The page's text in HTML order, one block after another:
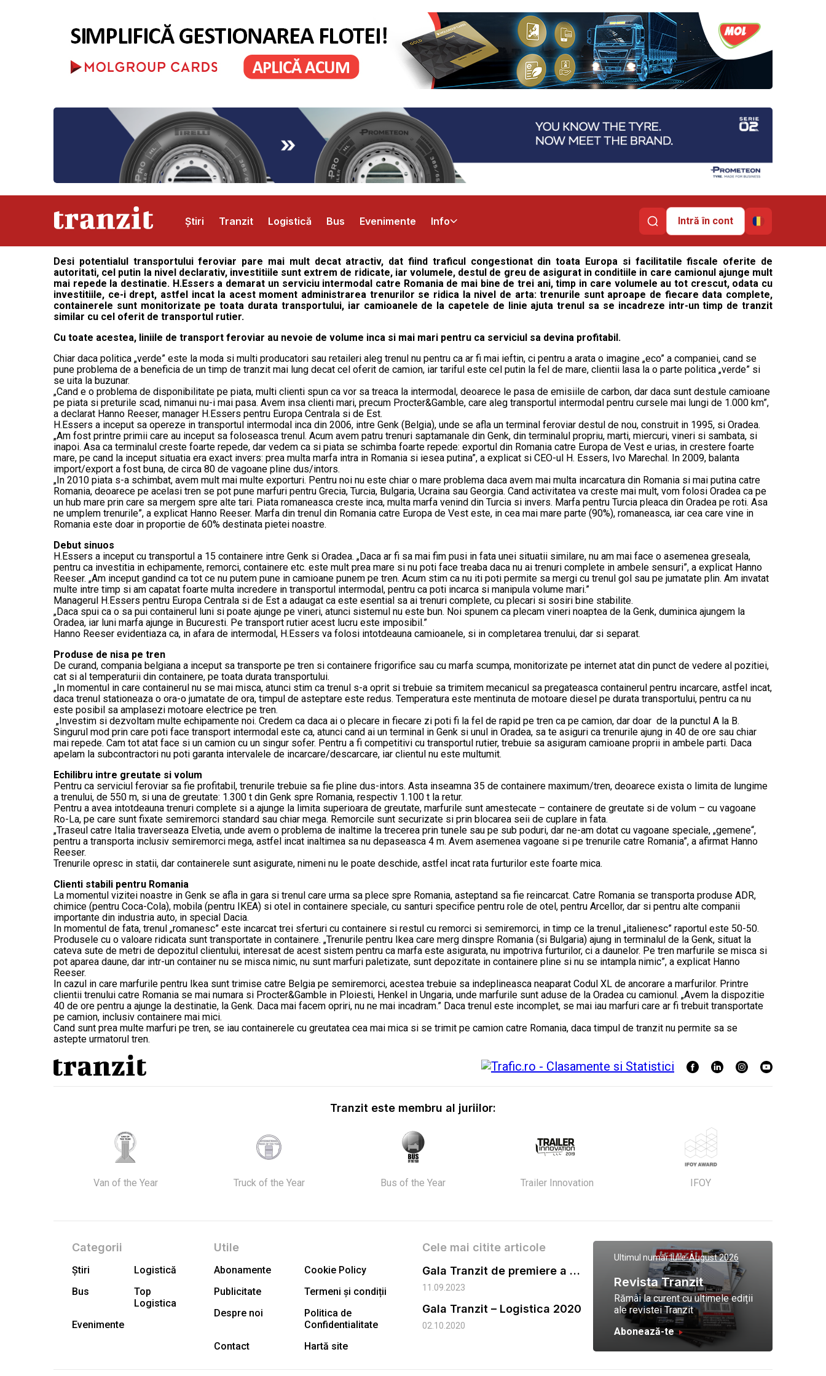
Știri Tranzit Logistică Bus Evenimente Info
Abonamente Publicitate Contact
Intră în cont
Desi potentialul transportului feroviar pare mai mult decat atractiv, dat fiind traficul congestionat din toata Europa si facilitatile fiscale oferite de
autoritati, cel putin la nivel declarativ, investitiile sunt extrem de ridicate, iar volumele, destul de greu de asigurat in conditiile in care camionul ajunge mult
mai repede la destinatie. H.Essers a demarat un serviciu intermodal catre Romania de mai bine de trei ani, timp in care volumele au tot crescut, odata cu
investitiile, ce-i drept, astfel incat la acest moment administrarea trenurilor se ridica la nivel de arta: trenurile sunt aproape de fiecare data complete,
containerele sunt monitorizate pe toata durata transportului, iar camioanele de la capetele de linie ajuta trenul sa se incadreze intr-un timp de tranzit
similar cu cel oferit de transportul rutier.
Cu toate acestea, liniile de transport feroviar au nevoie de volume inca si mai mari pentru ca serviciul sa devina profitabil.
Chiar daca politica „verde” este la moda si multi producatori sau retaileri aleg trenul nu pentru ca ar fi mai ieftin, ci pentru a arata o imagine „eco” a companiei, cand se
pune problema de a beneficia de un timp de tranzit mai lung decat cel oferit de camion, iar tariful este cel putin la fel de mare, clientii lasa la o parte politica „verde” si
se uita la buzunar.
„Cand e o problema de disponibilitate pe piata, multi clienti spun ca vor sa treaca la intermodal, deoarece le pasa de emisiile de carbon, dar daca sunt destule camioane
pe piata si preturile scad, nimanui nu-i mai pasa. Avem insa clienti mari, precum Procter&Gamble, care aleg transportul intermodal pentru cursele mai lungi de 1.000 km”,
a declarat Hanno Reeser, manager H.Essers pentru Europa Centrala si de Est.
H.Essers a inceput sa opereze in transportul intermodal inca din 2006, intre Genk (Belgia), unde se afla un terminal feroviar destul de nou, construit in 1995, si Oradea.
„Am fost printre primii care au inceput sa foloseasca trenul. Acum avem patru trenuri saptamanale din Genk, din terminalul propriu, marti, miercuri, vineri si sambata, si
inapoi. Asa ca terminalul creste foarte repede, dar vedem ca si piata se schimba foarte repede: exportul din Romania catre Europa de Vest e urias, in crestere foarte
mare, pe cand la inceput situatia era exact invers: prea multa marfa intra in Romania si iesea putina”, a explicat si CEO-ul H. Essers, Ivo Marechal. In 2009, balanta
import/export a fost buna, de circa 80 de vagoane pline dus/intors.
„In 2010 piata s-a schimbat, avem mult mai multe exporturi. Pentru noi nu este chiar o mare problema daca avem mai multa incarcatura din Romania si mai putina catre
Romania, deoarece pe acelasi tren se pot pune marfuri pentru Grecia, Turcia, Bulgaria, Ucraina sau Georgia. Cand activitatea va creste mai mult, vom folosi Oradea ca pe
un hub mare prin care sa mergem spre alte tari. Piata romaneasca creste inca, multa marfa venind din Turcia si invers. Marfa pentru Turcia pleaca din Oradea pe roti. Asa
ne umplem trenurile”, a explicat Hanno Reeser. Marfa din trenul din Romania catre Europa de Vest este, in cea mai mare parte (90%), romaneasca, iar cea care vine in
Romania este doar in proportie de 60% destinata pietei noastre.
Debut sinuos
H.Essers a inceput cu transportul a 15 containere intre Genk si Oradea. „Daca ar fi sa mai fim pusi in fata unei situatii similare, nu am mai face o asemenea greseala,
pentru ca investitia in echipamente, remorci, containere etc. este mult prea mare si nu poti face treaba daca nu ai trenuri complete in ambele sensuri”, a explicat Hanno
Reeser. „Am inceput gandind ca tot ce nu putem pune in camioane punem pe tren. Acum stim ca nu iti poti permite sa mergi cu trenul gol sau pe jumatate plin. Am invatat
multe intre timp si am capatat foarte multa incredere in transportul intermodal, pentru ca poti incarca si manipula volume mari.”
Managerul H.Essers pentru Europa Centrala si de Est a adaugat ca este esential sa ai trenuri complete, cu plecari si sosiri bine stabilite.
„Daca spui ca o sa pui containerul luni si poate ajunge pe vineri, atunci sistemul nu este bun. Noi spunem ca plecam vineri noaptea de la Genk, duminica ajungem la
Oradea, iar luni marfa ajunge in Bucuresti. Pe transport rutier acest lucru este imposibil.”
Hanno Reeser evidentiaza ca, in afara de intermodal, H.Essers va folosi intotdeauna camioanele, si in completarea trenului, dar si separat.
Produse de nisa pe tren
De curand, compania belgiana a inceput sa transporte pe tren si containere frigorifice sau cu marfa scumpa, monitorizate pe internet atat din punct de vedere al pozitiei,
cat si al temperaturii din containere, pe toata durata transportului.
„In momentul in care containerul nu se mai misca, atunci stim ca trenul s-a oprit si trebuie sa trimitem mecanicul sa pregateasca containerul pentru incarcare, astfel incat,
daca trenul stationeaza o ora-o jumatate de ora, timpul de asteptare este redus. Temperatura este mentinuta de motoare diesel pe durata transportului, pentru ca nu
este posibil sa amplasezi motoare electrice pe tren.
„Investim si dezvoltam multe echipamente noi. Credem ca daca ai o plecare in fiecare zi poti fi la fel de rapid pe tren ca pe camion, dar doar de la punctul A la B.
Singurul mod prin care poti face transport intermodal este ca, atunci cand ai un terminal in Genk si unul in Oradea, sa te asiguri ca trenurile ajung in 40 de ore sau chiar
mai repede. Cam tot atat face si un camion cu un singur sofer. Pentru a fi competitivi cu transportul rutier, trebuie sa asiguram camioane proprii in ambele parti. Daca
apelam la subcontractori nu poti garanta intervalele de incarcare/descarcare, iar clientul nu este multumit.
Echilibru intre greutate si volum
Pentru ca serviciul feroviar sa fie profitabil, trenurile trebuie sa fie pline dus-intors. Asta inseamna 35 de containere maximum/tren, deoarece exista o limita de lungime
a trenului, de 550 m, si una de greutate: 1.300 t din Genk spre Romania, respectiv 1.100 t la retur.
Pentru a avea intotdeauna trenuri complete si a ajunge la limita superioara de greutate, marfurile sunt amestecate – containere de greutate si de volum – cu vagoane
Ro-La, pe care sunt fixate semiremorci standard sau chiar mega. Remorcile sunt securizate si prin blocarea seii de cuplare in fata.
„Traseul catre Italia traverseaza Elvetia, unde avem o problema de inaltime la trecerea prin tunele sau pe sub poduri, dar ne-am dotat cu vagoane speciale, „gemene“,
pentru a transporta inclusiv semiremorci mega, astfel incat inaltimea sa nu depaseasca 4 m. Avem asemenea vagoane si pe trenurile catre Romania”, a afirmat Hanno
Reeser.
Trenurile opresc in statii, dar containerele sunt asigurate, nimeni nu le poate deschide, astfel incat rata furturilor este foarte mica.
Clienti stabili pentru Romania
La momentul vizitei noastre in Genk se afla in gara si trenul care urma sa plece spre Romania, asteptand sa fie reincarcat. Catre Romania se transporta produse ADR,
chimice (pentru Coca-Cola), mobila (pentru IKEA) si otel in containere speciale, cu santuri specifice pentru role de otel, pentru Arcellor, dar si pentru alte companii
importante din industria auto, in special Dacia.
In momentul de fata, trenul „romanesc” este incarcat trei sferturi cu containere si restul cu remorci si semiremorci, in timp ce la trenul „italienesc” raportul este 50-50.
Produsele cu o valoare ridicata sunt transportate in containere. „Trenurile pentru Ikea care merg dinspre Romania (si Bulgaria) ajung in terminalul de la Genk, situat la
cateva sute de metri de depozitul clientului, interesat de acest sistem pentru ca marfa este asigurata, nu impotriva furturilor, ci a daunelor. Pe tren marfurile se misca si
pot aparea daune, dar intr-un container nu se misca nimic, nu sunt marfuri paletizate, sunt depozitate in containere pline si nu se intampla nimic”, a explicat Hanno
Reeser.
In cazul in care marfurile pentru Ikea sunt trimise catre Belgia pe semiremorci, acestea trebuie sa indeplineasca neaparat Codul XL de ancorare a marfurilor. Printre
clientii trenului catre Romania se mai numara si Procter&Gamble in Ploiesti, Henkel in Ungaria, unde marfurile sunt aduse de la Oradea cu camionul. „Avem la dispozitie
40 de ore pentru a ajunge la destinatie, la Genk. Daca mai facem opriri, nu ne mai incadram.” Daca trenul este incomplet, se mai iau marfuri care ar fi trebuit transportate
pe camion, inclusiv containere mai mici.
Cand sunt prea multe marfuri pe tren, se iau containerele cu greutatea cea mai mica si se trimit pe camion catre Romania, daca timpul de tranzit nu permite sa se
astepte urmatorul tren.
Tranzit este membru al juriilor:
Van of the Year Truck of the Year Bus of the Year Trailer Innovation IFOY
Categorii
Știri
Logistică
Bus
Top
Logistica
Evenimente
Utile
Abonamente
Cookie Policy
Publicitate
Termeni și condiții
Despre noi
Politica de
Confidentialitate
Contact
Hartă site
Cele mai citite articole
Gala Tranzit de premiere a celor mai eficienti operatori de transport marfa 2023
11.09.2023
Gala Tranzit – Logistica 2020
02.10.2020
Ultimul număr:Iulie-August 2026
Revista Tranzit
Rămâi la curent cu ultimele ediții
ale revistei Tranzit
Abonează-te